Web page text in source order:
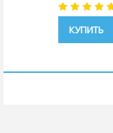
КУПИТЬ